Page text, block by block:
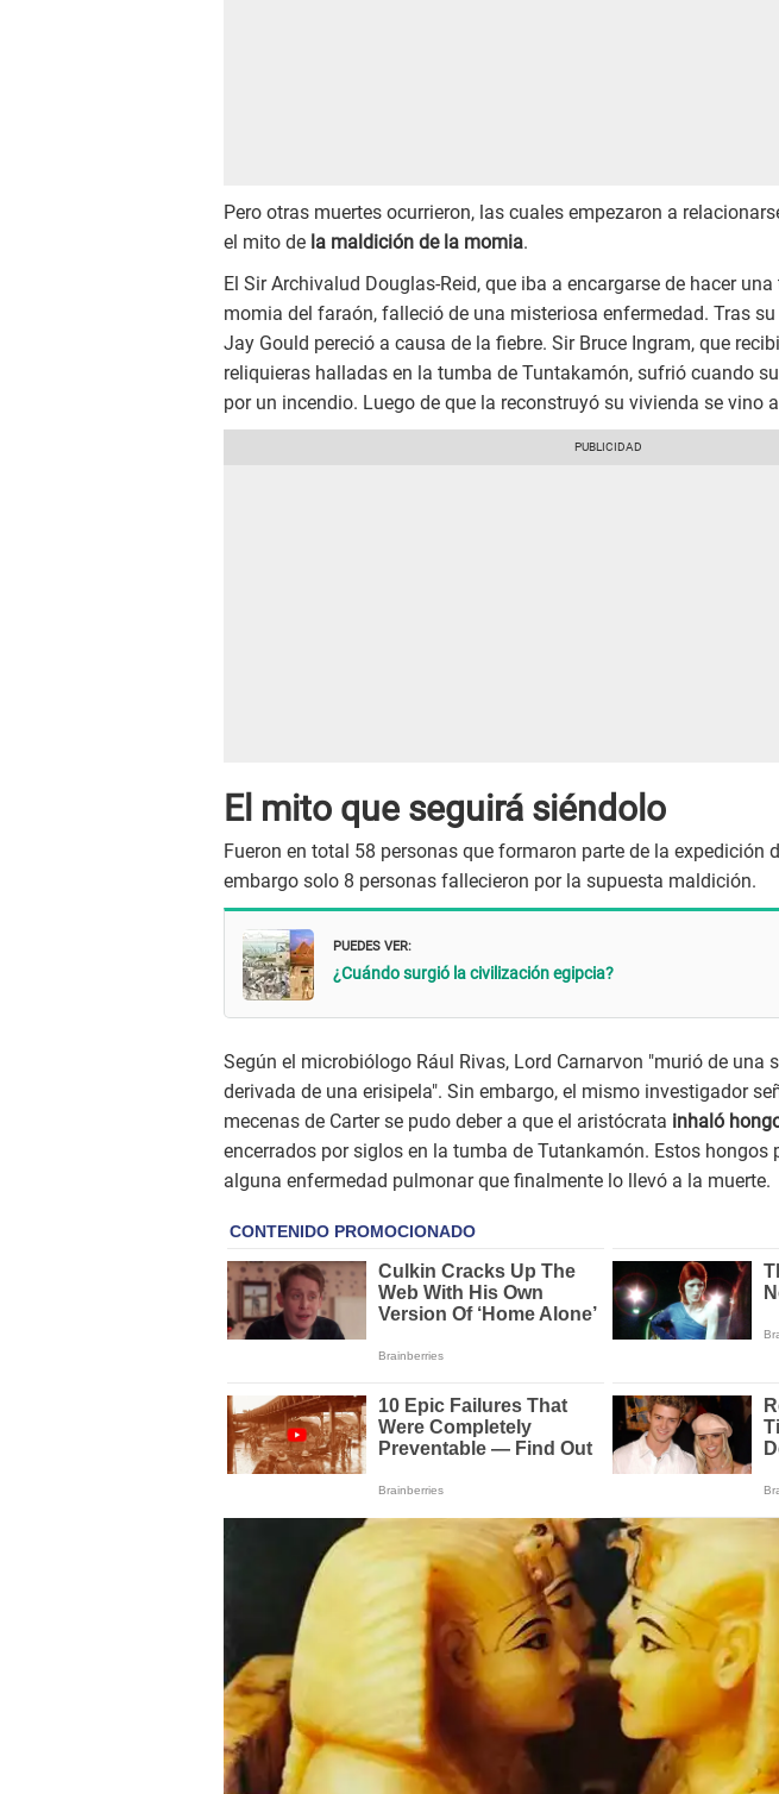
Pero otras muertes ocurrieron, las cuales empezaron a
el mito de la maldición de la momia.
El Sir Archivalud Douglas-Reid, que iba a encargarse de hacer
momia del faraón, falleció de una misteriosa enfermedad. Tras
Jay Gould pereció a causa de la fiebre. Sir Bruce Ingram, que
reliquieras halladas en la tumba de Tuntakamón, sufrió cuando
por un incendio. Luego de que la reconstruyó su vivienda se vino
El mito que seguirá siéndolo
Fueron en total 58 personas que formaron parte de la expedición
embargo solo 8 personas fallecieron por la supuesta maldición.
PUEDES VER:
¿Cuándo surgió la civilización egipcia?
Según el microbiólogo Rául Rivas, Lord Carnarvon "murió de una
derivada de una erisipela". Sin embargo, el mismo investigador
mecenas de Carter se pudo deber a que el aristócrata inhaló
encerrados por siglos en la tumba de Tutankamón. Estos hongos
alguna enfermedad pulmonar que finalmente lo llevó a la muerte.